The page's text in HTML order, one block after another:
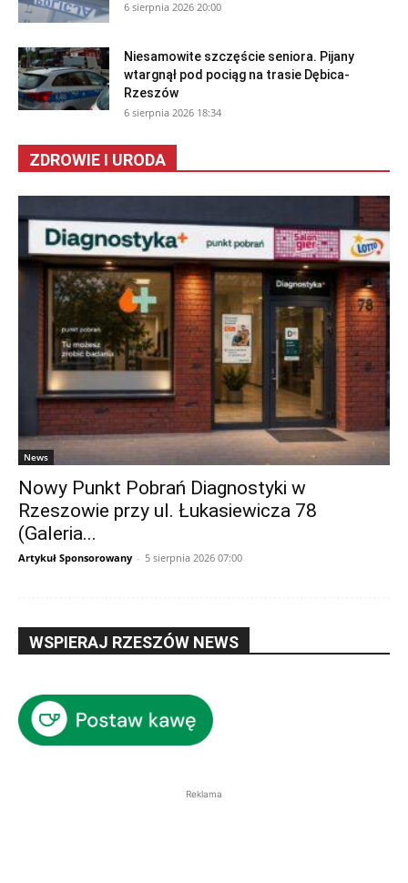
6 sierpnia 2026 20:00
Niesamowite szczęście seniora. Pijany
wtargnął pod pociąg na trasie Dębica-
Rzeszów
6 sierpnia 2026 18:34
ZDROWIE I URODA
News
Nowy Punkt Pobrań Diagnostyki w
Rzeszowie przy ul. Łukasiewicza 78
(Galeria...
Artykuł Sponsorowany - 5 sierpnia 2026 07:00
WSPIERAJ RZESZÓW NEWS
Reklama